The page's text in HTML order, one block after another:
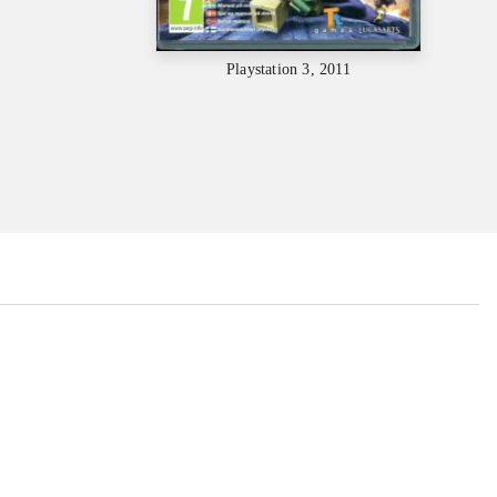
Playstation 3, 2011